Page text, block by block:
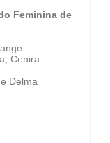
Feminina de
Cenira
Delma